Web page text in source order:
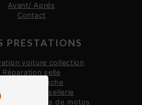
Avant/ Aprés
Contact
PRESTATIONS
voiture collection
Réparation selle
Réparation bâche
de sellerie
de selles de motos